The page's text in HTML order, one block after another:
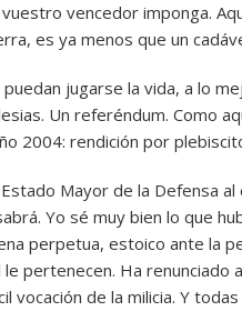
vencedor imponga.
es ya menos que un
jugarse la vida, a lo
Un referéndum. Como
2004: rendición por
Mayor de la Defensa
Yo sé muy bien lo que
perpetua, estoico ante la
pertenecen. Ha renunciado
vocación de la milicia. Y